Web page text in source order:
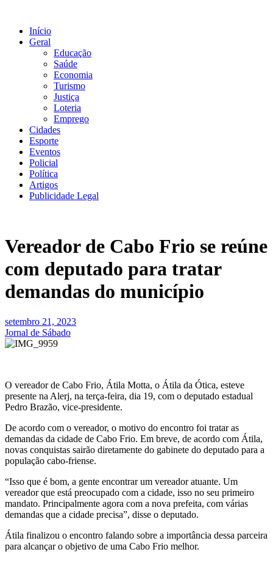
conteúdo
Início
Geral
Educação
Saúde
Economia
Turismo
Justiça
Loteria
Emprego
Cidades
Esporte
Eventos
Policial
Política
Artigos
Publicidade Legal
Vereador de Cabo Frio se reúne
com deputado para tratar
demandas do município
setembro 21, 2023
Jornal de Sábado
O vereador de Cabo Frio, Átila Motta, o Átila da Ótica, esteve
presente na Alerj, na terça-feira, dia 19, com o deputado estadual
Pedro Brazão, vice-presidente.
De acordo com o vereador, o motivo do encontro foi tratar as
demandas da cidade de Cabo Frio. Em breve, de acordo com Átila,
novas conquistas sairão diretamente do gabinete do deputado para a
população cabo-friense.
“Isso que é bom, a gente encontrar um vereador atuante. Um
vereador que está preocupado com a cidade, isso no seu primeiro
mandato. Principalmente agora com a nova prefeita, com várias
demandas que a cidade precisa”, disse o deputado.
Átila finalizou o encontro falando sobre a importância dessa parceira
para alcançar o objetivo de uma Cabo Frio melhor.